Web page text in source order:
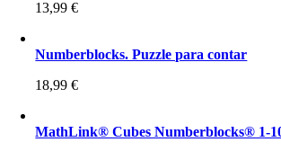
13,99€
Numberblocks. Puzzle para contar
18,99€
MathLink® Cubes Numberblocks® 1-